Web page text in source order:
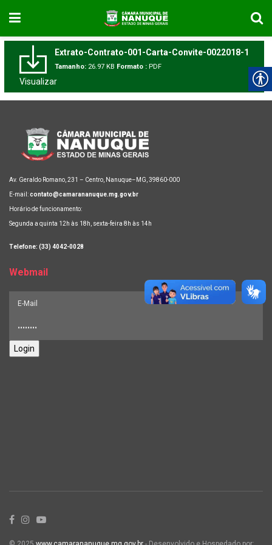
Extrato-Contrato-001-Carta-Convite-0022018-1
Tamanho: 26.97 KB Formato : PDF
Visualizar
Av. Geraldo Romano, 231 – Centro, Nanuque–MG, 39860-000
E-mail:contato@camarananuque.mg.gov.br
Horário de funcionamento:
Segunda a quinta 12h às 18h, sexta-feira 8h às 14h
Telefone: (33) 4042-0028
Webmail
Login